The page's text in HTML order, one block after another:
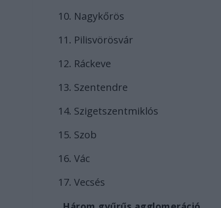
Nagykőrös
Pilisvörösvár
Ráckeve
Szentendre
Szigetszentmiklós
Szob
Vác
Vecsés